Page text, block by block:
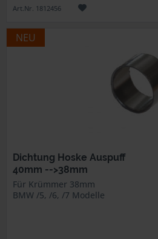
Art.Nr. 1812456
NEU
Dichtung Hoske Auspuff
40mm -->38mm
Für Krümmer 38mm
BMW /5, /6, /7 Modelle